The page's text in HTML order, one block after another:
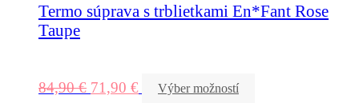
Termo súprava s trblietkami En*Fant Rose
Taupe
84,90€ 71,90 € Výber možností